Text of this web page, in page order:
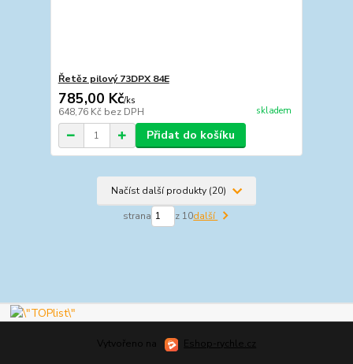
Řetěz pilový 73DPX 84E
785,00 Kč/ks
648,76 Kč bez DPH skladem
Přidat do košíku
Načíst další produkty (20)
strana z 10další
Vytvořeno na Eshop-rychle.cz